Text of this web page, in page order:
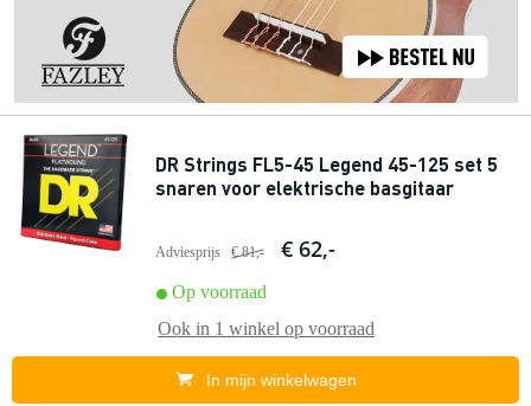
DR Strings FL5-45 Legend 45-125 set 5
snaren voor elektrische basgitaar
Adviesprijs € 81,- € 62,-
Op voorraad
Ook in 1 winkel op voorraad
In mijn winkelwagen